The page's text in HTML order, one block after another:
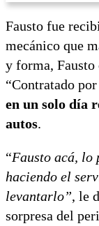
Fausto fue
mecánico que
y forma, Fausto
“Contratado
en un solo día
autos.
“Fausto acá, lo
haciendo el
levantarlo”, le
sorpresa del